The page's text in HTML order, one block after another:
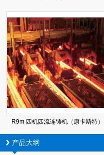
R9m 四机四流连铸机（康卡斯特）
产品大纲